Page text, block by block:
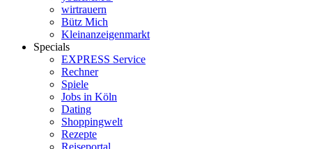
wirtrauern
Bütz Mich
Kleinanzeigenmarkt
Specials
EXPRESS Service
Rechner
Spiele
Jobs in Köln
Dating
Shoppingwelt
Rezepte
Reiseportal